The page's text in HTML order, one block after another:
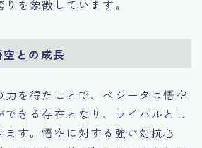
を象徴しています。
との成長
力を得たことで、ベジータは悟空
できる存在となり、ライバルとし
ます。悟空に対する強い対抗心